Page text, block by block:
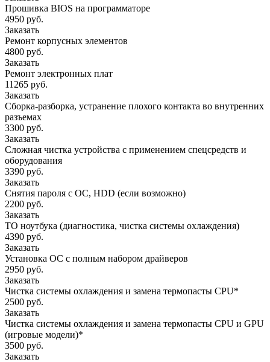
Прошивка BIOS на программаторе
4950 руб.
Заказать
Ремонт корпусных элементов
4800 руб.
Заказать
Ремонт электронных плат
11265 руб.
Заказать
Сборка-разборка, устранение плохого контакта во внутренних
разъемах
3300 руб.
Заказать
Сложная чистка устройства с применением спецсредств и
оборудования
3390 руб.
Заказать
Снятия пароля с OC, HDD (если возможно)
2200 руб.
Заказать
ТО ноутбука (диагностика, чистка системы охлаждения)
4390 руб.
Заказать
Установка ОС с полным набором драйверов
2950 руб.
Заказать
Чистка системы охлаждения и замена термопасты CPU*
2500 руб.
Заказать
Чистка системы охлаждения и замена термопасты CPU и GPU
(игровые модели)*
3500 руб.
Заказать